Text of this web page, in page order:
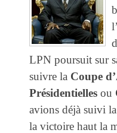
LPN poursuit sur
suivre la Coupe
Présidentielles ou
avions déjà suivi
la victoire haut la